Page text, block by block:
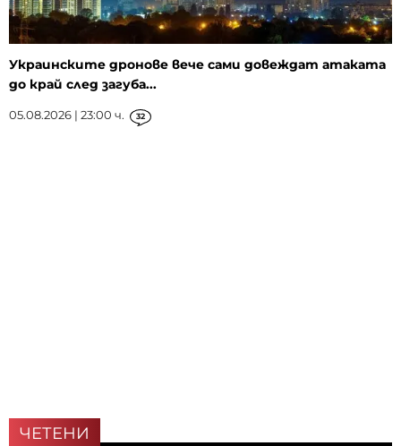
Украинските дронове вече сами довеждат атаката
до край след загуба...
05.08.2026 | 23:00 ч. 32
ЧЕТЕНИ